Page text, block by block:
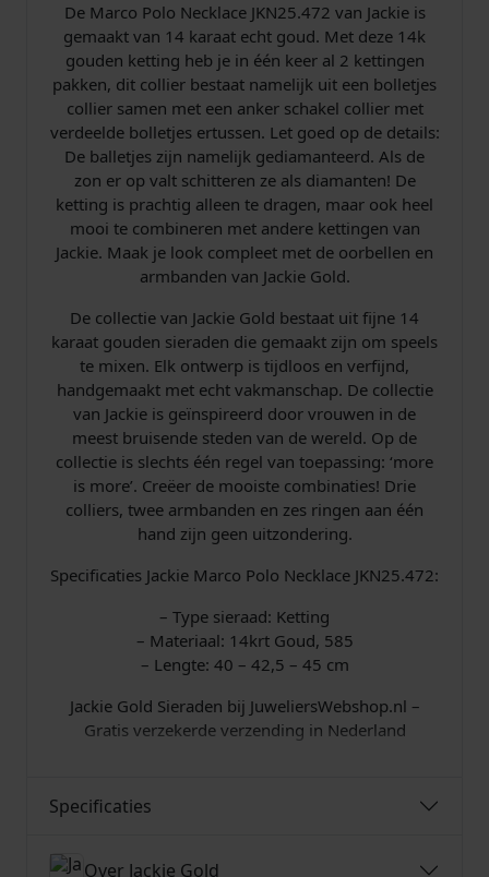
J
K
N
2
5
.
4
7
2
a
a
n
a
l
De Marco Polo Necklace JKN25.472 van Jackie is
gemaakt van 14 karaat echt goud. Met deze 14k
gouden ketting heb je in één keer al 2 kettingen
pakken, dit collier bestaat namelijk uit een bolletjes
collier samen met een anker schakel collier met
verdeelde bolletjes ertussen. Let goed op de details:
De balletjes zijn namelijk gediamanteerd. Als de
zon er op valt schitteren ze als diamanten! De
ketting is prachtig alleen te dragen, maar ook heel
mooi te combineren met andere kettingen van
Jackie. Maak je look compleet met de oorbellen en
armbanden van Jackie Gold.
De collectie van Jackie Gold bestaat uit fijne 14
karaat gouden sieraden die gemaakt zijn om speels
te mixen. Elk ontwerp is tijdloos en verfijnd,
handgemaakt met echt vakmanschap. De collectie
van Jackie is geïnspireerd door vrouwen in de
meest bruisende steden van de wereld. Op de
collectie is slechts één regel van toepassing: ‘more
is more’. Creëer de mooiste combinaties! Drie
colliers, twee armbanden en zes ringen aan één
hand zijn geen uitzondering.
Specificaties Jackie Marco Polo Necklace JKN25.472:
– Type sieraad: Ketting
– Materiaal: 14krt Goud, 585
– Lengte: 40 – 42,5 – 45 cm
Jackie Gold Sieraden bij JuweliersWebshop.nl –
Gratis verzekerde verzending in Nederland
Specificaties
Over Jackie Gold